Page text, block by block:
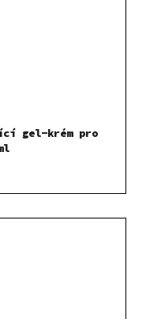
gel-krém pro